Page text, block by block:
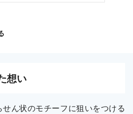
想い
ん状のモチーフに狙いをつける